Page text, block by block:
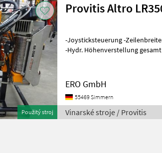
Použitý stroj
Provitis Altro
-Joysticksteuerung -
-Hydr. Höhenverstellung
ERO GmbH
55469 Simmern
Vinarské stroje / Provitis